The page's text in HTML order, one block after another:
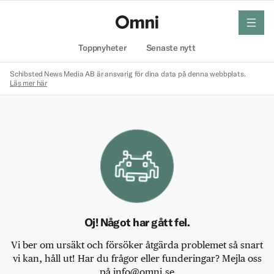
Toppnyheter Senaste nytt
meny
Schibsted News Media AB är ansvarig för dina data på denna webbplats.
Läs mer här
Oj! Något har gått fel.
Vi ber om ursäkt och försöker åtgärda problemet så snart
vi kan, håll ut! Har du frågor eller funderingar? Mejla oss